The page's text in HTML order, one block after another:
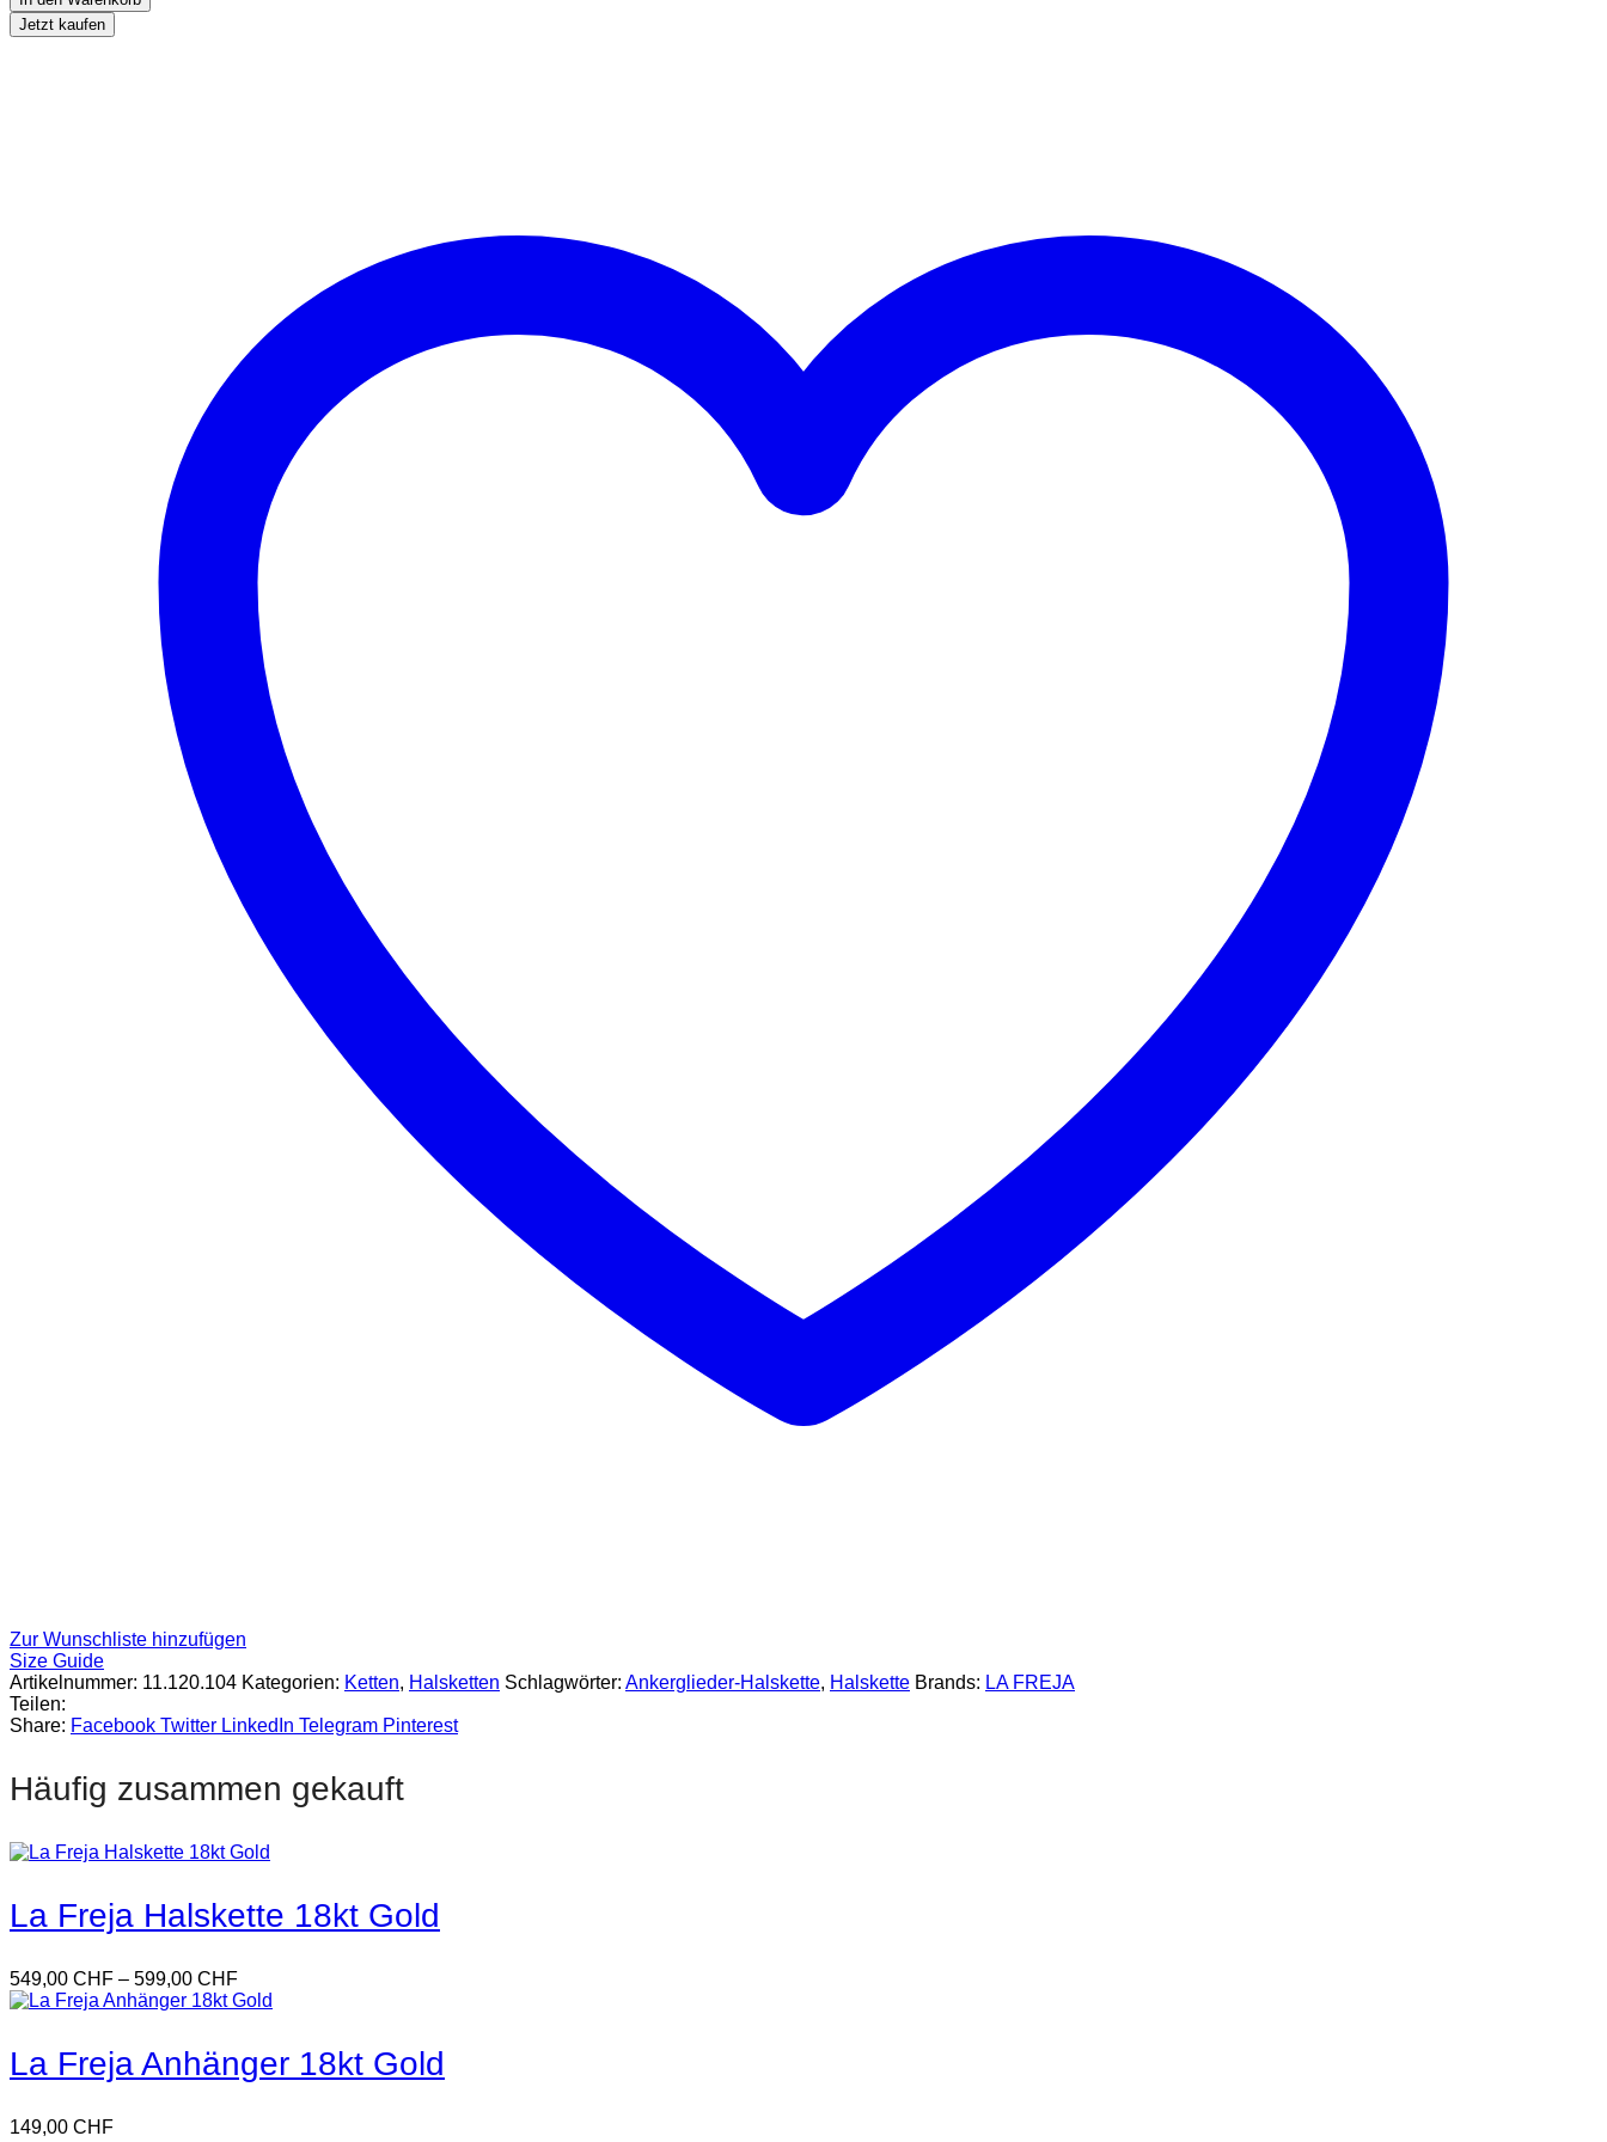
Jetzt kaufen
Zur Wunschliste hinzufügen
Size Guide
Artikelnummer: 11.120.104 Kategorien: Ketten, Halsketten Schlagwörter: Ankerglieder-Halskette, Halskette Brands: LA FREJA
Teilen:
Share: Facebook Twitter LinkedIn Telegram Pinterest
Häufig zusammen gekauft
La Freja Halskette 18kt Gold
549,00 CHF – 599,00 CHF
La Freja Anhänger 18kt Gold
149,00 CHF